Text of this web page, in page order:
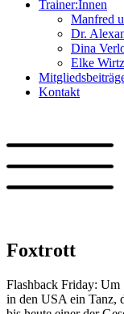
Trainer:Innen
Manfred
Dr.
Dina
Elke
Kontakt
Foxtrott
Flashback Friday: Um
in den USA ein Tanz,